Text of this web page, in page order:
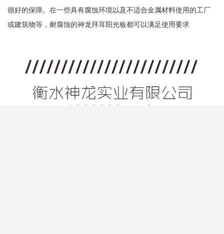
很好的保障。在一些具有腐蚀环境以及不适合金属材料使用的工厂
或建筑物等，耐腐蚀的神龙拜耳阳光板都可以满足使用要求